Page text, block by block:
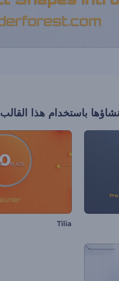
باستخدام هذا القالب
Tilia